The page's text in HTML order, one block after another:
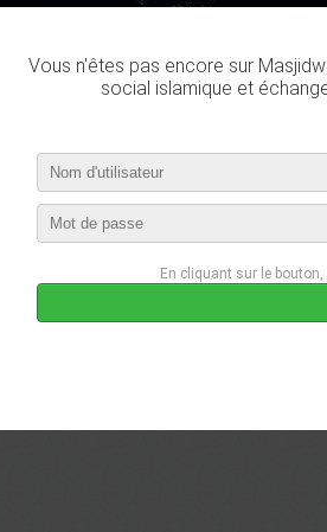
Vous n'êtes pas encore sur
social islamique et
En cliquant sur le